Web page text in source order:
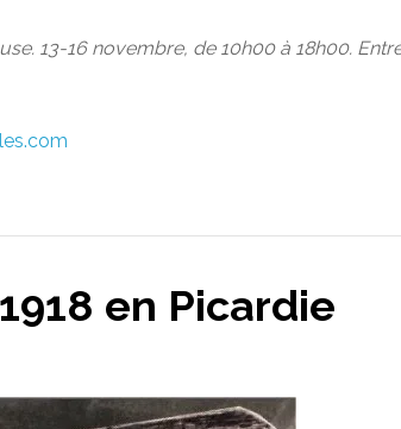
13-16 novembre, de 10h00 à 18h00.
en Picardie